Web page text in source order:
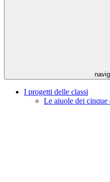
I progetti delle classi
Le aiuole dei cinque